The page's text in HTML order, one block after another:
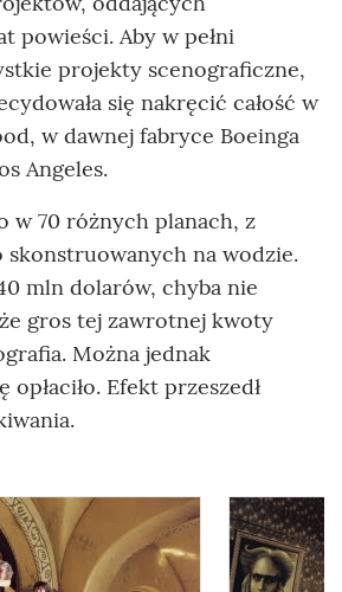
powieści. Aby w pełni
projekty scenograficzne,
się nakręcić całość w
w dawnej fabryce Boeinga
Angeles.
w 70 różnych planach, z
skonstruowanych na wodzie.
mln dolarów, chyba nie
gros tej zawrotnej kwoty
Można jednak
opłaciło. Efekt przeszedł